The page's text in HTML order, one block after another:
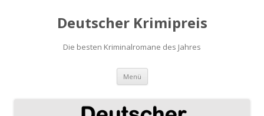
Deutscher Krimipreis
Die besten Kriminalromane des Jahres
Menü Springe
Inhalt